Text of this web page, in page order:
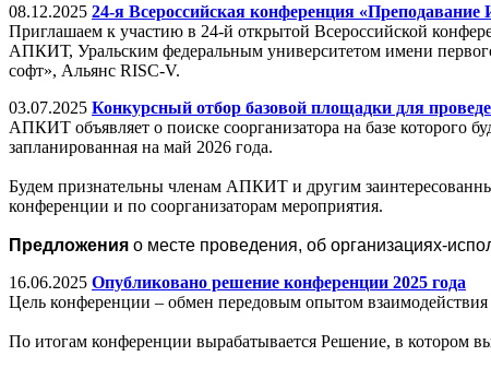
08.12.2025 24-я Всероссийская конференция «Преподавание
Приглашаем к участию в 24-й открытой Всероссийской
АПКИТ, Уральским федеральным университетом имени
софт», Альянс RISC-V.
03.07.2025 Конкурсный отбор базовой площадки для
АПКИТ объявляет о поиске соорганизатора на базе которого
запланированная на май 2026 года.
Будем признательны членам АПКИТ и другим
конференции и по соорганизаторам мероприятия.
Предложения о месте проведения, об организациях-
16.06.2025 Опубликовано решение конференции 2025 года
Цель конференции – обмен передовым опытом
По итогам конференции вырабатывается Решение, в котором